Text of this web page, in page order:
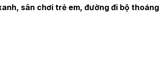
sân chơi trẻ em, đường đi bộ